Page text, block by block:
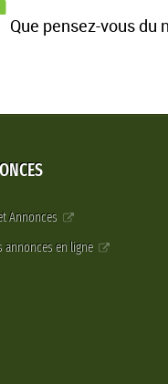
Que pensez-vous du
Annonces
annonces en ligne